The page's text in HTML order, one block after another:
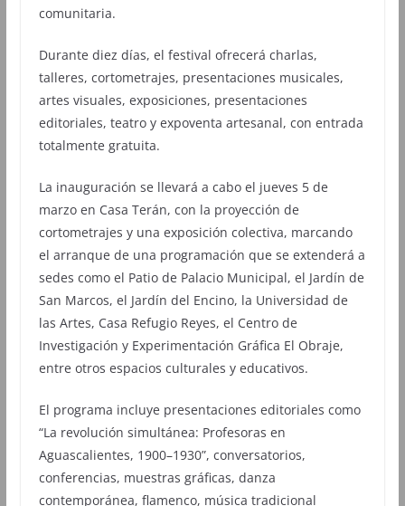
comunitaria.
Durante diez días, el festival ofrecerá charlas,
talleres, cortometrajes, presentaciones musicales,
artes visuales, exposiciones, presentaciones
editoriales, teatro y expoventa artesanal, con entrada
totalmente gratuita.
La inauguración se llevará a cabo el jueves 5 de
marzo en Casa Terán, con la proyección de
cortometrajes y una exposición colectiva, marcando
el arranque de una programación que se extenderá a
sedes como el Patio de Palacio Municipal, el Jardín de
San Marcos, el Jardín del Encino, la Universidad de
las Artes, Casa Refugio Reyes, el Centro de
Investigación y Experimentación Gráfica El Obraje,
entre otros espacios culturales y educativos.
El programa incluye presentaciones editoriales como
“La revolución simultánea: Profesoras en
Aguascalientes, 1900–1930”, conversatorios,
conferencias, muestras gráficas, danza
contemporánea, flamenco, música tradicional